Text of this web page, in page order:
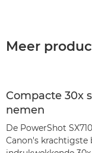
Meer
Compacte 30x
nemen
De PowerShot
Canon's krachtigste